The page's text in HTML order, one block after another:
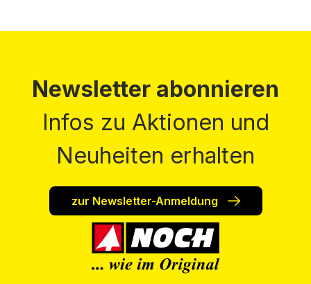
Newsletter abonnieren
Infos zu Aktionen und
Neuheiten erhalten
zur Newsletter-Anmeldung